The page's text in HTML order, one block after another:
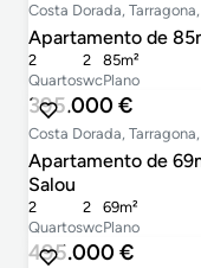
Costa Dorada,
Apartamento de
Quartos
2
wc
2
Plano
85m²
395.000 €
Costa Dorada,
Apartamento de
Salou
Quartos
2
wc
2
Plano
69m²
495.000 €